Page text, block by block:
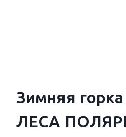
Зимняя
ЛЕСА